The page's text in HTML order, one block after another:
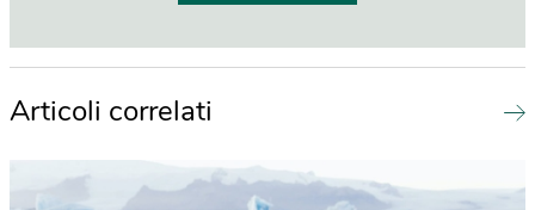
Articoli correlati